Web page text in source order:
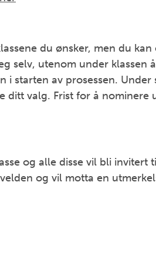
du ønsker, men du
selv, utenom under klassen
starten av prosessen. Under
ditt valg. Frist for å nominere
og alle disse vil bli invitert
og vil motta en